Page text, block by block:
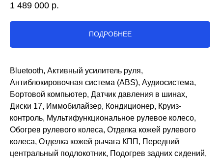
1 489 000 р.
ПОДРОБНЕЕ
Bluetooth, Активный усилитель руля,
Антиблокировочная система (ABS), Аудиосистема,
Бортовой компьютер, Датчик давления в шинах,
Диски 17, Иммобилайзер, Кондиционер, Круиз-
контроль, Мультифункциональное рулевое колесо,
Обогрев рулевого колеса, Отделка кожей рулевого
колеса, Отделка кожей рычага КПП, Передний
центральный подлокотник, Подогрев задних сидений,